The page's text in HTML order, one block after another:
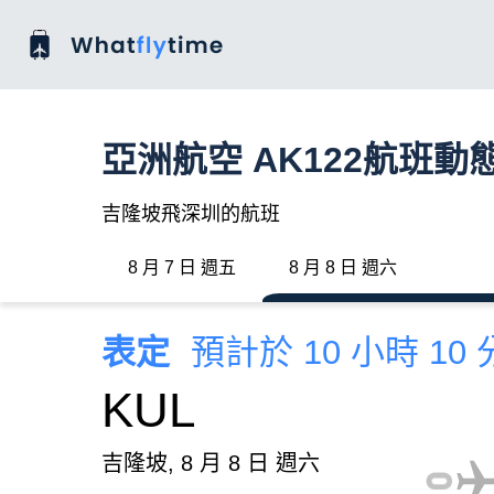
亞洲航空 AK122航班動
吉隆坡飛深圳的航班
8 月 7 日 週五 8 月 8 日 週六
表定 預計於 10 小時 10
KUL
吉隆坡, 8 月 8 日 週六